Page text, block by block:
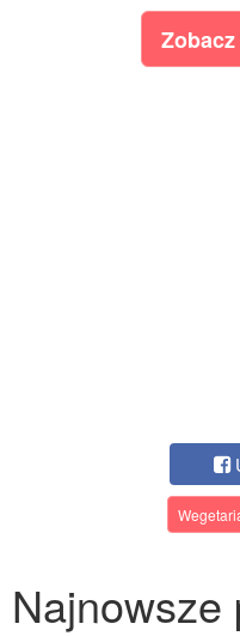
Najnowsze